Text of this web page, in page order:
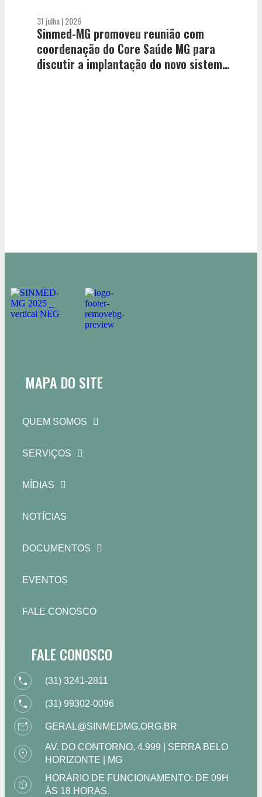
31 julho | 2026
Sinmed-MG promoveu reunião com
coordenação do Core Saúde MG para
discutir a implantação do novo sistema
MAPA DO SITE
QUEM SOMOS
SERVIÇOS
MÍDIAS
NOTÍCIAS
DOCUMENTOS
EVENTOS
FALE CONOSCO
FALE CONOSCO
(31) 3241-2811
(31) 99302-0096
GERAL@SINMEDMG.ORG.BR
AV. DO CONTORNO, 4.999 | SERRA BELO
HORIZONTE | MG
HORÁRIO DE FUNCIONAMENTO: DE 09H
ÀS 18 HORAS.